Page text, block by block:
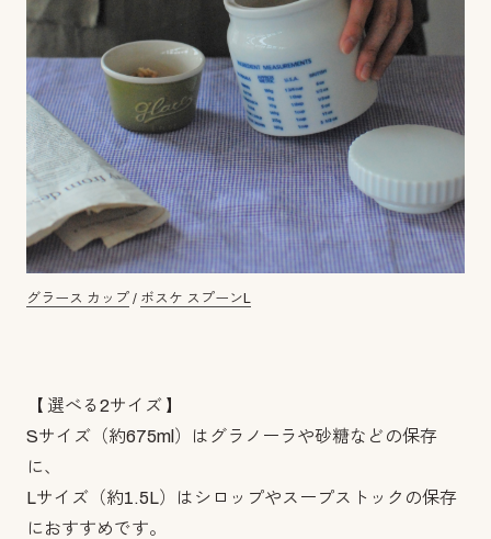
グラース カップ / ボスケ スプーンL
【 選べる2サイズ 】
Sサイズ（約675ml）はグラノーラや砂糖などの保存
に、
Lサイズ（約1.5L）はシロップやスープストックの保存
におすすめです。